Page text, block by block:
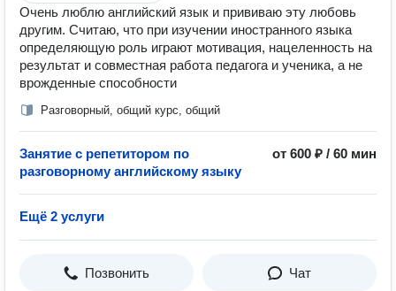
Очень люблю английский язык и прививаю эту любовь
другим. Считаю, что при изучении иностранного языка
определяющую роль играют мотивация, нацеленность на
результат и совместная работа педагога и ученика, а не
врожденные способности
Разговорный, общий курс, общий
Занятие с репетитором по
разговорному английскому языку
от 600 ₽ / 60 мин
Ещё 2 услуги
Позвонить Чат